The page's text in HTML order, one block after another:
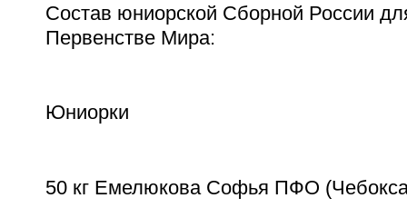
Состав юниорской Сборной России
Первенстве Мира:
Юниорки
50 кг Емелюкова Софья ПФО